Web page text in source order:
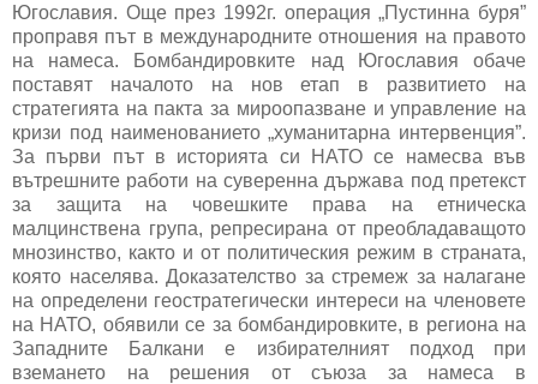
Югославия. Още през 1992г. операция „Пустинна буря”
проправя път в международните отношения на правото
на намеса. Бомбандировките над Югославия обаче
поставят началото на нов етап в развитието на
стратегията на пакта за мироопазване и управление на
кризи под наименованието „хуманитарна интервенция”.
За първи път в историята си НАТО се намесва във
вътрешните работи на суверенна държава под претекст
за защита на човешките права на етническа
малцинствена група, репресирана от преобладаващото
мнозинство, както и от политическия режим в страната,
която населява. Доказателство за стремеж за налагане
на определени геостратегически интереси на членовете
на НАТО, обявили се за бомбандировките, в региона на
Западните Балкани е избирателният подход при
вземането на решения от съюза за намеса в